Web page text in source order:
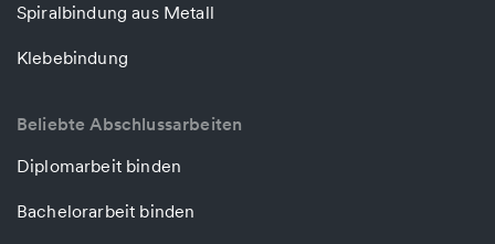
Spiralbindung aus Metall
Klebebindung
Beliebte Abschlussarbeiten
Diplomarbeit binden
Bachelorarbeit binden